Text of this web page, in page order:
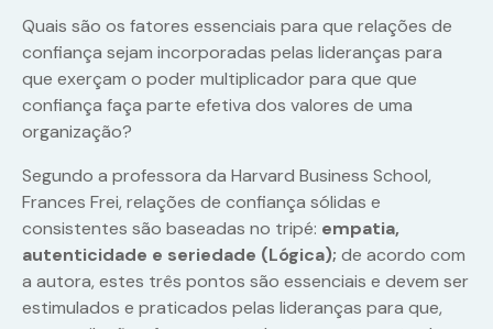
Quais são os fatores essenciais para que relações de
confiança sejam incorporadas pelas lideranças para
que exerçam o poder multiplicador para que que
confiança faça parte efetiva dos valores de uma
organização?
Segundo a professora da Harvard Business School,
Frances Frei, relações de confiança sólidas e
consistentes são baseadas no tripé: empatia,
autenticidade e seriedade (Lógica); de acordo com
a autora, estes três pontos são essenciais e devem ser
estimulados e praticados pelas lideranças para que,